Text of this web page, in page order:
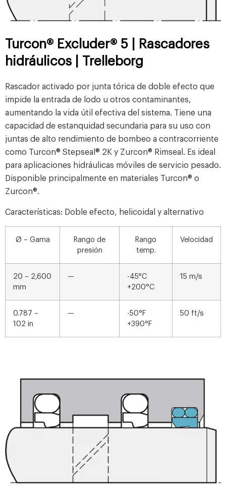
Turcon® Excluder® 5 | Rascadores
hidráulicos | Trelleborg
Rascador activado por junta tórica de doble efecto que
impide la entrada de lodo u otros contaminantes,
aumentando la vida útil efectiva del sistema. Tiene una
capacidad de estanquidad secundaria para su uso con
juntas de alto rendimiento de bombeo a contracorriente
como Turcon® Stepseal® 2K y Zurcon® Rimseal. Es ideal
para aplicaciones hidráulicas móviles de servicio pesado.
Disponible principalmente en materiales Turcon® o
Zurcon®.
Características: Doble efecto, helicoidal y alternativo
Ø – Gama
Rango de
presión
Rango
temp.
Velocidad
20 – 2,600
mm
—
-45°C
+200°C
15 m/s
0.787 –
102 in
—
-50°F
+390°F
50 ft/s